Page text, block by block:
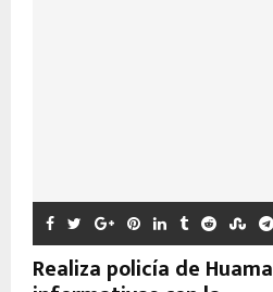
Realiza policía de